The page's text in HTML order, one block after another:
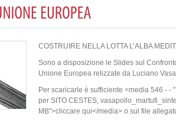
COSTRUIRE NELLA LOTTA L’ALBA
Sono a disposizione le Slides sul
Unione Europea relizzate da Luciano
Per scaricarle è sufficiente <media 546 - -
per SITO CESTES,
MB">cliccare qui</media> o sul file